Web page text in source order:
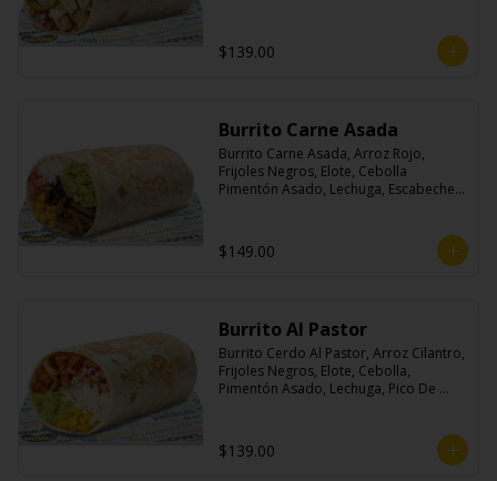
$139.00
Burrito Carne Asada
Burrito Carne Asada, Arroz Rojo,
Frijoles Negros, Elote, Cebolla
Pimentón Asado, Lechuga, Escabeche
$149.00
Burrito Al Pastor
Burrito Cerdo Al Pastor, Arroz Cilantro,
Frijoles Negros, Elote, Cebolla,
Pimentón Asado, Lechuga, Pico De
$139.00